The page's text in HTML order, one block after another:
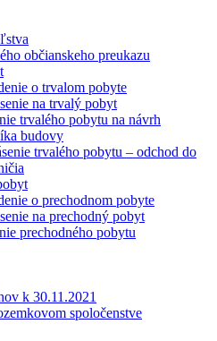
občianskeho preukazu
o trvalom pobyte
na trvalý pobyt
trvalého pobytu na návrh
budovy
trvalého pobytu – odchod do
o prechodnom pobyte
na prechodný pobyt
prechodného pobytu
k 30.11.2021
spoločenstve